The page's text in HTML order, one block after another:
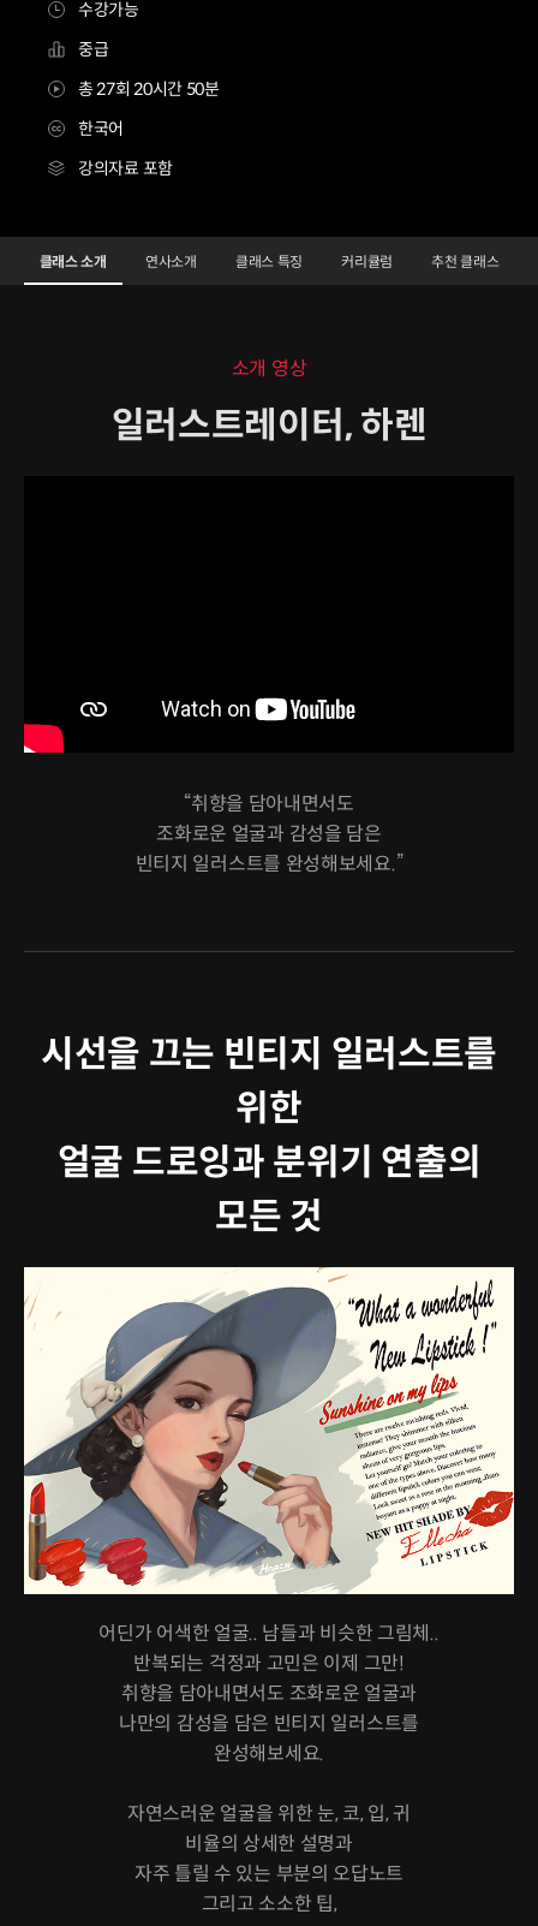
수강가능
중급
총 27회 20시간 50분
한국어
강의자료 포함
일러스트레이터 하렌Details
Configuration Information Shortcuts
클래스 소개 연사소개 클래스 특징 커리큘럼 추천 클래스
소개 영상
일러스트레이터, 하렌
“취향을 담아내면서도
조화로운 얼굴과 감성을 담은
빈티지 일러스트를 완성해보세요.”
시선을 끄는 빈티지 일러스트를
위한
얼굴 드로잉과 분위기 연출의
모든 것
어딘가 어색한 얼굴.. 남들과 비슷한 그림체..
반복되는 걱정과 고민은 이제 그만!
취향을 담아내면서도 조화로운 얼굴과
나만의 감성을 담은 빈티지 일러스트를
완성해보세요.
자연스러운 얼굴을 위한 눈, 코, 입, 귀
비율의 상세한 설명과
자주 틀릴 수 있는 부분의 오답노트
그리고 소소한 팁,